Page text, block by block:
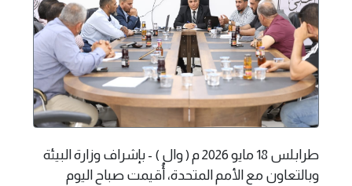
طرابلس 18 مايو 2026 م ( وال ) - بإشراف وزارة البيئة
وبالتعاون مع الأمم المتحدة، أُقيمت صباح اليوم